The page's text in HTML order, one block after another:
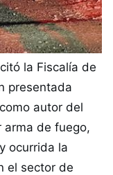
la Fiscalía de
presentada
autor del
de fuego,
ocurrida la
el sector de